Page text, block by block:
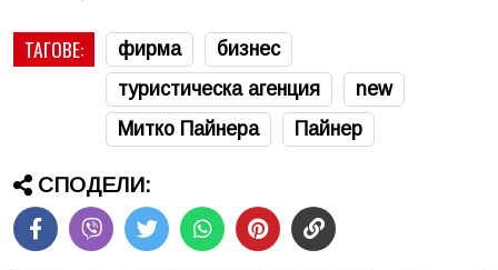
ТАГОВЕ: фирма
бизнес
туристическа агенция
new
Митко Пайнера
Пайнер
СПОДЕЛИ: